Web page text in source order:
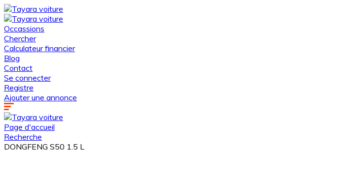
Occassions
Chercher
Calculateur financier
Blog
Contact
Se connecter
Registre
Ajouter une annonce
Page d'accueil
Recherche
DONGFENG S50 1.5 L